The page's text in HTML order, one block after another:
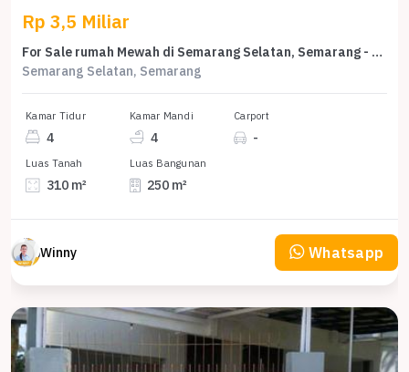
Rp 3,5 Miliar
For Sale rumah Mewah di Semarang Selatan, Semarang - LT 310m²
Semarang Selatan, Semarang
Kamar Tidur
4
Kamar Mandi
4
Carport
-
Luas Tanah
310 m²
Luas Bangunan
250 m²
Winny Whatsapp